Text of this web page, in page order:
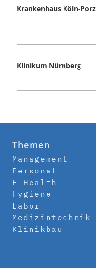
Krankenhaus Köln-Porz
Klinikum Nürnberg
Themen
Management
Personal
E-Health
Hygiene
Labor
Medizintechnik
Klinikbau